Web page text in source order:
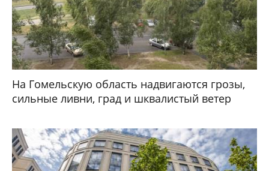
На Гомельскую область надвигаются грозы,
сильные ливни, град и шквалистый ветер